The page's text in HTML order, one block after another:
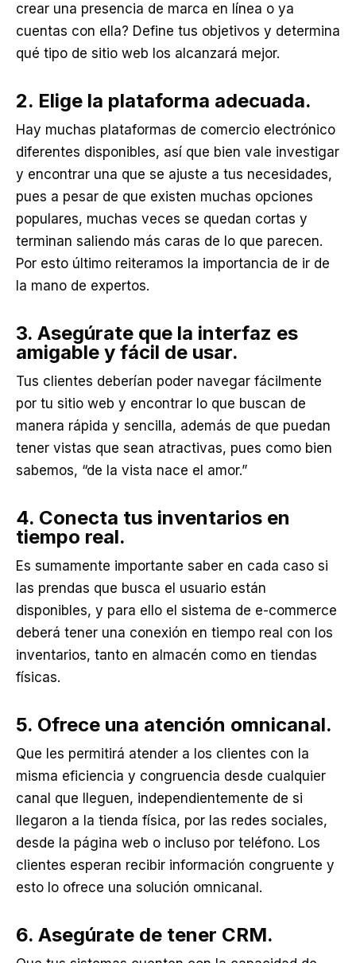
crear una presencia de marca en línea o ya
cuentas con ella? Define tus objetivos y determina
qué tipo de sitio web los alcanzará mejor.
2. Elige la plataforma adecuada.
Hay muchas plataformas de comercio electrónico
diferentes disponibles, así que bien vale investigar
y encontrar una que se ajuste a tus necesidades,
pues a pesar de que existen muchas opciones
populares, muchas veces se quedan cortas y
terminan saliendo más caras de lo que parecen.
Por esto último reiteramos la importancia de ir de
la mano de expertos.
3. Asegúrate que la interfaz es
amigable y fácil de usar.
Tus clientes deberían poder navegar fácilmente
por tu sitio web y encontrar lo que buscan de
manera rápida y sencilla, además de que puedan
tener vistas que sean atractivas, pues como bien
sabemos, “de la vista nace el amor.”
4. Conecta tus inventarios en
tiempo real.
Es sumamente importante saber en cada caso si
las prendas que busca el usuario están
disponibles, y para ello el sistema de e-commerce
deberá tener una conexión en tiempo real con los
inventarios, tanto en almacén como en tiendas
físicas.
5. Ofrece una atención omnicanal.
Que les permitirá atender a los clientes con la
misma eficiencia y congruencia desde cualquier
canal que lleguen, independientemente de si
llegaron a la tienda física, por las redes sociales,
desde la página web o incluso por teléfono. Los
clientes esperan recibir información congruente y
esto lo ofrece una solución omnicanal.
6. Asegúrate de tener CRM.